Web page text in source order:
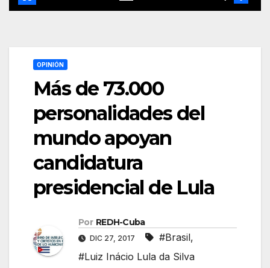
OPINIÓN
Más de 73.000
personalidades del
mundo apoyan
candidatura
presidencial de Lula
Por REDH-Cuba
DIC 27, 2017 #Brasil,
#Luiz Inácio Lula da Silva